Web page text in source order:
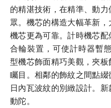
的精湛技術，在精準、動
眾。機芯的構造大幅革新
機芯更為可靠。計時機芯
合輪裝置，可使計時器暫
型機芯飾面精巧美觀，夾
矚目。相鄰的飾紋之間點
日內瓦波紋的別緻設計。
動陀。